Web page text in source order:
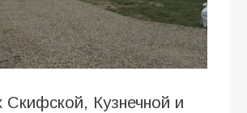
Скифской, Кузнечной и